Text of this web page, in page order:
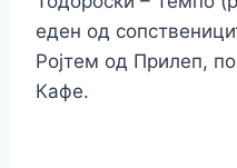
еден од
Ројтем од Прилеп,
Кафе.